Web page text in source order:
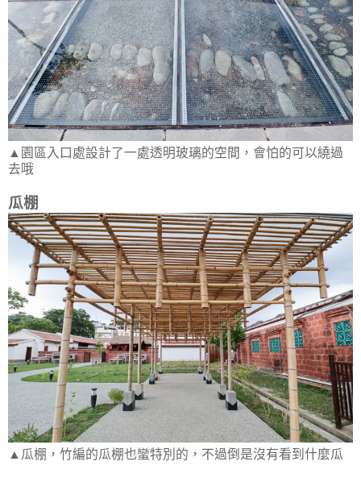
▲園區入口處設計了一處透明玻璃的空間，會怕的可以繞過
去哦
瓜棚
▲瓜棚，竹編的瓜棚也蠻特別的，不過倒是沒有看到什麼瓜